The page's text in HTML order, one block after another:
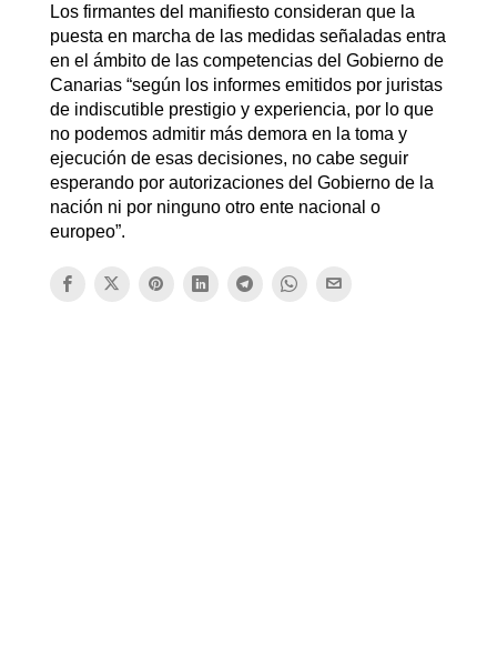
Los firmantes del manifiesto consideran que la
puesta en marcha de las medidas señaladas entra
en el ámbito de las competencias del Gobierno de
Canarias “según los informes emitidos por juristas
de indiscutible prestigio y experiencia, por lo que
no podemos admitir más demora en la toma y
ejecución de esas decisiones, no cabe seguir
esperando por autorizaciones del Gobierno de la
nación ni por ninguno otro ente nacional o
europeo”.